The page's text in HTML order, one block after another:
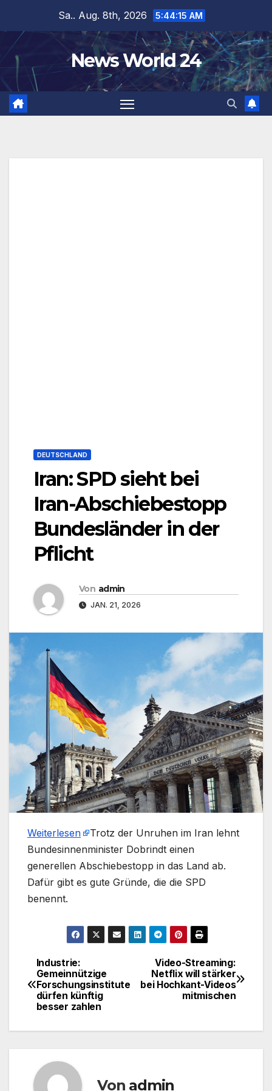
springen
Sa.. Aug. 8th, 2026 5:44:16 AM
News World 24
DEUTSCHLAND
Iran: SPD sieht bei
Iran-Abschiebestopp
Bundesländer in der
Pflicht
Von admin
JAN. 21, 2026
Weiterlesen
​Trotz der Unruhen im Iran lehnt
Bundesinnenminister Dobrindt einen
generellen Abschiebestopp in das Land ab.
Dafür gibt es gute Gründe, die die SPD
benennt.
Beitragsnavigation
Video-Streaming:
Netflix will stärker
bei Hochkant-Videos
mitmischen
Industrie:
Gemeinnützige
Forschungsinstitute
dürfen künftig
besser zahlen
Von admin